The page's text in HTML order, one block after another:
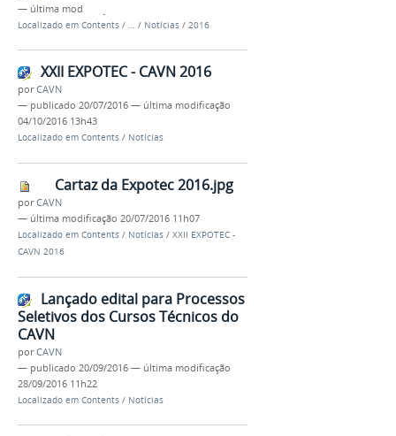
— última modificação
Localizado em Contents / / Notícias / 2016
XXII EXPOTEC - CAVN 2016
porCAVN
— publicado 20/07/2016 — última modificação
04/10/2016 13h43
Localizado em Contents / Notícias
Cartaz da Expotec 2016.jpg
porCAVN
— última modificação 20/07/2016 11h07
Localizado em Contents / Notícias / XXII EXPOTEC -
CAVN 2016
Lançado edital para Processos
Seletivos dos Cursos Técnicos do
CAVN
porCAVN
— publicado 20/09/2016 — última modificação
28/09/2016 11h22
Localizado em Contents / Notícias